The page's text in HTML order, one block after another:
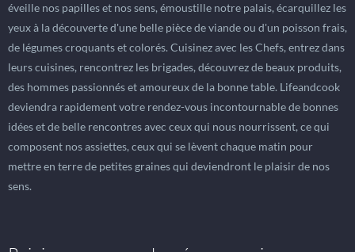
éveille nos papilles et nos sens, émoustille notre palais, écarquillez les
yeux à la découverte d'une belle pièce de viande ou d'un poisson frais,
de légumes croquants et colorés. Cuisinez avec les Chefs, entrez dans
leurs cuisines, rencontrez les brigades, découvrez de beaux produits,
des hommes passionnés et amoureux de la bonne table. Lifeandcook
deviendra rapidement votre rendez-vous incontournable de bonnes
idées et de belle rencontres avec ceux qui nous nourrissent, ce qui
composent nos assiettes, ceux qui se lèvent chaque matin pour
mettre en terre de petites graines qui deviendront le plaisir de nos
sens.